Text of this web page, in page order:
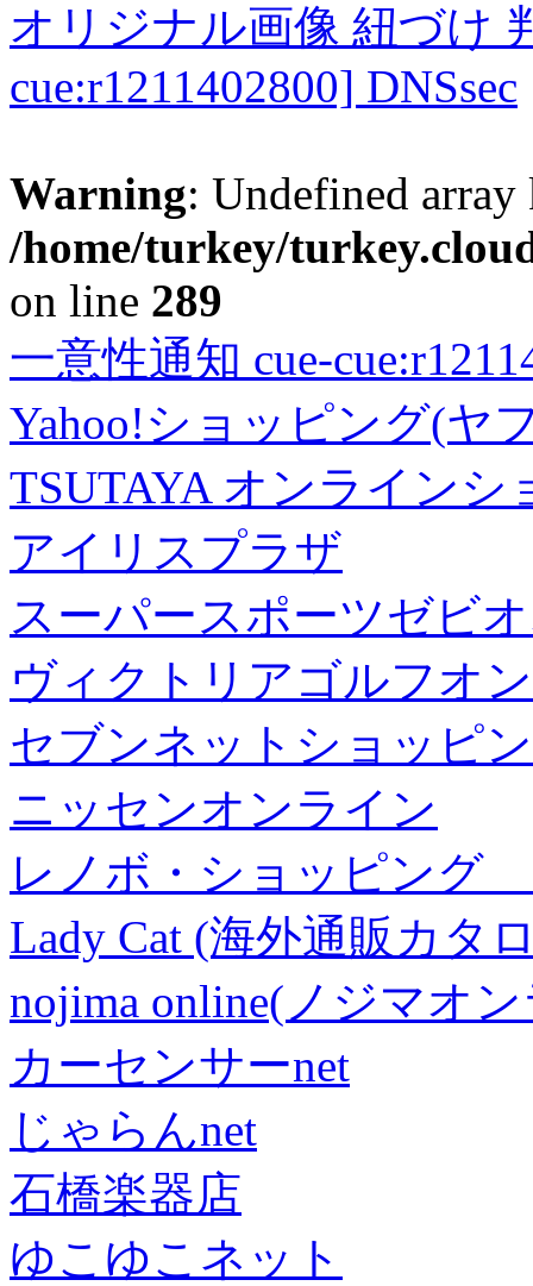
オリジナル画像 紐づけ
cue:r1211402800] DNSsec
Warning: Undefined
/home/turkey/
on line 289
一意性通知 cue-
Yahoo!ショッピング(ヤ
TSUTAYA オンラインシ
アイリスプラザ
スーパースポーツゼビ
ヴィクトリアゴルフオ
セブンネットショッピ
ニッセンオンライン
レノボ・ショッピング
Lady Cat (海外通販カタ
nojima online(ノジマオ
カーセンサーnet
じゃらんnet
石橋楽器店
ゆこゆこネット